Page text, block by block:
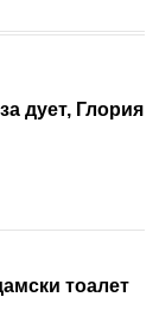
дует, Глория
тоалет